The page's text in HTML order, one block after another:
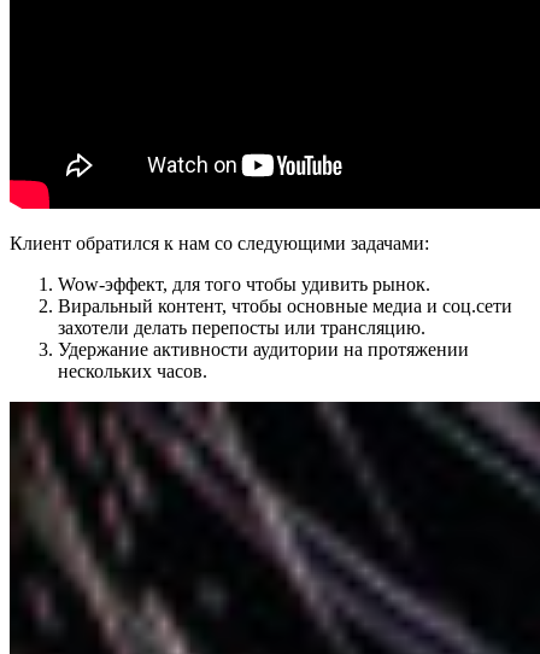
Клиент обратился к нам со следующими задачами:
Wow-эффект, для того чтобы удивить рынок.
Виральный контент, чтобы основные медиа и соц.сети
захотели делать перепосты или трансляцию.
Удержание активности аудитории на протяжении
нескольких часов.